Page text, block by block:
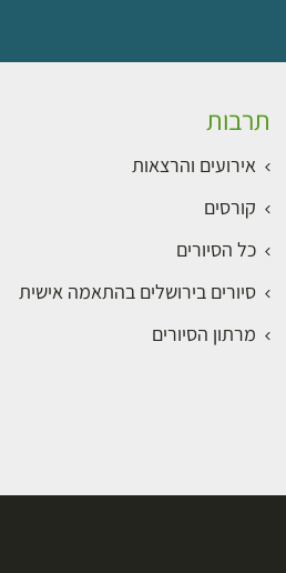
תרבות
אירועים והרצאות
קורסים
כל הסיורים
סיורים בירושלים בהתאמה אישית
מרתון הסיורים